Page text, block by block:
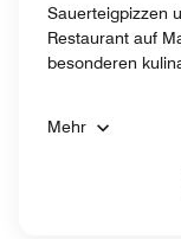
Sauerteigpizzen
Restaurant auf
besonderen
Mehr